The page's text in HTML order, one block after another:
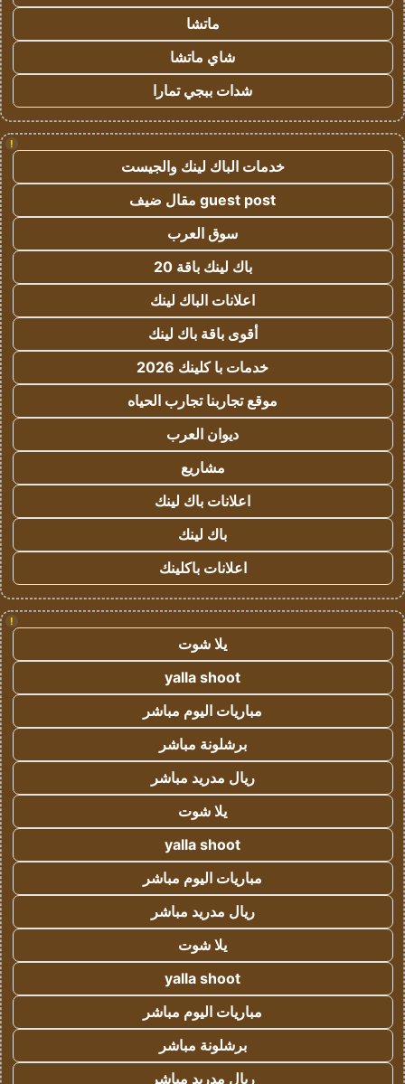
ماتشا
شاي ماتشا
شدات ببجي تمارا
!
خدمات الباك لينك والجيست
guest post مقال ضيف
سوق العرب
باك لينك باقة 20
اعلانات الباك لينك
أقوى باقة باك لينك
خدمات با كلينك 2026
موقع تجاربنا تجارب الحياه
ديوان العرب
مشاريع
اعلانات باك لينك
باك لينك
اعلانات باكلينك
!
يلا شوت
yalla shoot
مباريات اليوم مباشر
برشلونة مباشر
ريال مدريد مباشر
يلا شوت
yalla shoot
مباريات اليوم مباشر
ريال مدريد مباشر
يلا شوت
yalla shoot
مباريات اليوم مباشر
برشلونة مباشر
ريال مدريد مباشر